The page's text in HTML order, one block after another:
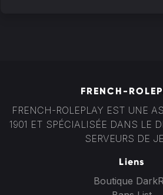
FRENCH-
FRENCH-ROLEPLAY EST UNE
1901 ET SPÉCIALISÉE DANS LE
SERVEURS DE
Liens
Boutique